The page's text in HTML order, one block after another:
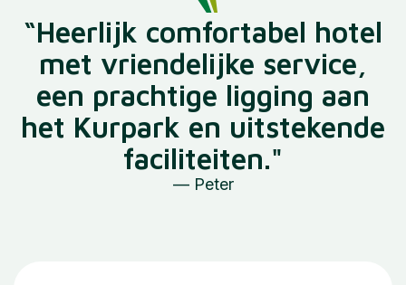
“Heerlijk comfortabel hotel
met vriendelijke service,
een prachtige ligging aan
het Kurpark en uitstekende
faciliteiten."
— Peter